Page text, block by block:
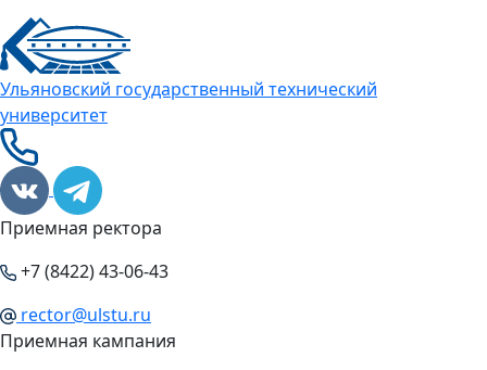
Ульяновский государственный технический
университет
Приемная ректора
+7 (8422) 43-06-43
rector@ulstu.ru
Приемная кампания